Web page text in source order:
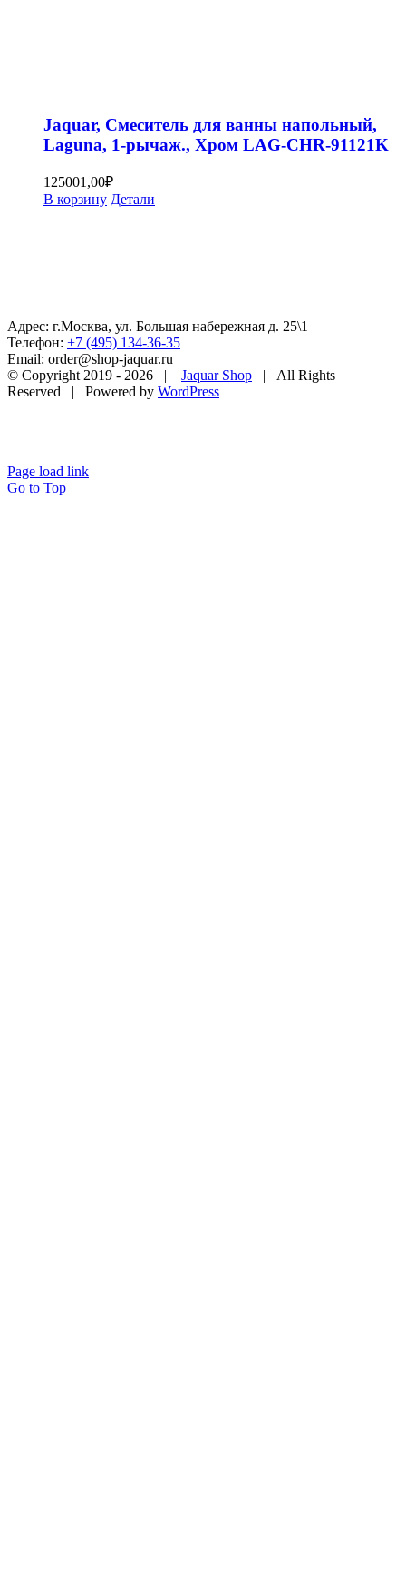
Jaquar, Смеситель для ванны напольный,
Laguna, 1-рычаж., Хром LAG-CHR-91121K
125001,00₽
В корзину Детали
Адрес: г.Москва, ул. Большая набережная д. 25\1
Телефон: +7 (495) 134-36-35
Email: order@shop-jaquar.ru
© Copyright 2019 - 2026 | Jaquar Shop | All Rights
Reserved | Powered by WordPress
Page load link
Go to Top